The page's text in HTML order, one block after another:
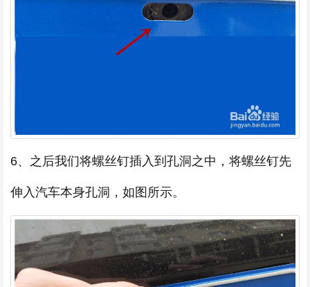
6、之后我们将螺丝钉插入到孔洞之中，将螺丝钉先
伸入汽车本身孔洞，如图所示。